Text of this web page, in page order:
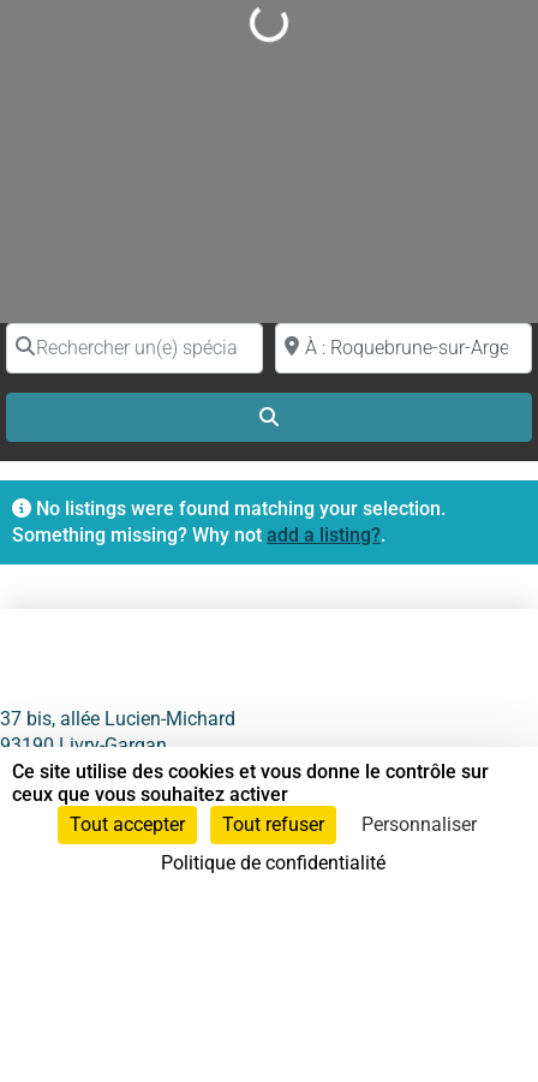
Loading...
Rechercher un(e) spécialiste par nomProche de (ville ou région)
No listings were found matching your selection.
Something missing? Why not add a listing?.
37 bis, allée Lucien-Michard
93190 Livry-Gargan
06 61 87 28 09
Ce site utilise des cookies et vous donne le contrôle sur
ceux que vous souhaitez activer
Tout accepter
Tout refuser
Personnaliser
Politique de confidentialité